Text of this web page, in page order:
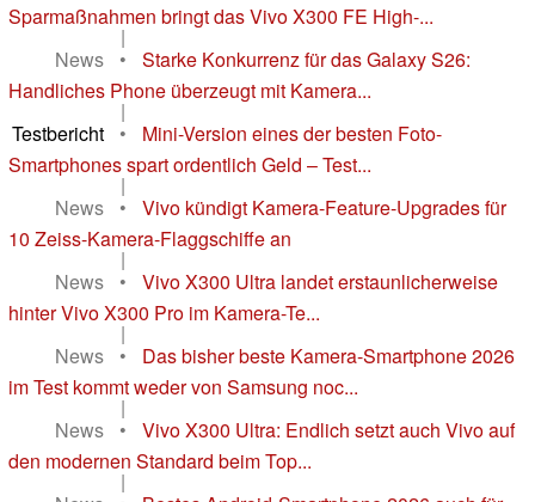
Sparmaßnahmen bringt das Vivo X300 FE High-...
|
News
•
Starke Konkurrenz für das Galaxy S26:
Handliches Phone überzeugt mit Kamera...
|
Testbericht
•
Mini-Version eines der besten Foto-
Smartphones spart ordentlich Geld – Test...
|
News
•
Vivo kündigt Kamera-Feature-Upgrades für
10 Zeiss-Kamera-Flaggschiffe an
|
News
•
Vivo X300 Ultra landet erstaunlicherweise
hinter Vivo X300 Pro im Kamera-Te...
|
News
•
Das bisher beste Kamera-Smartphone 2026
im Test kommt weder von Samsung noc...
|
News
•
Vivo X300 Ultra: Endlich setzt auch Vivo auf
den modernen Standard beim Top...
|